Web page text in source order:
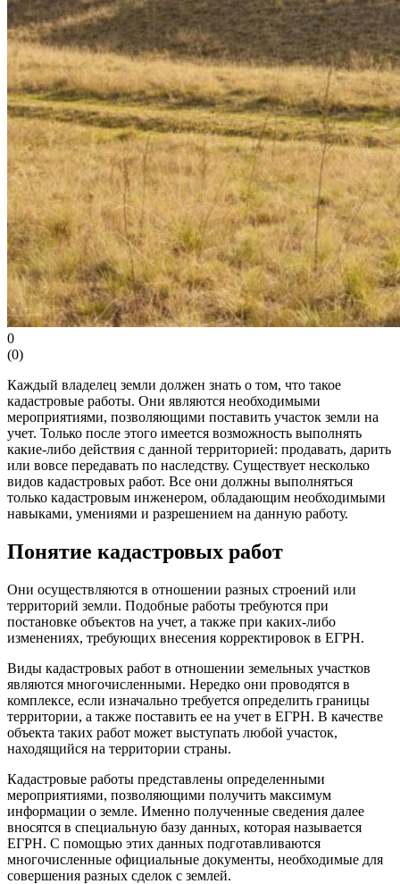
0
(0)
Каждый владелец земли должен знать о том, что такое
кадастровые работы. Они являются необходимыми
мероприятиями, позволяющими поставить участок земли на
учет. Только после этого имеется возможность выполнять
какие-либо действия с данной территорией: продавать, дарить
или вовсе передавать по наследству. Существует несколько
видов кадастровых работ. Все они должны выполняться
только кадастровым инженером, обладающим необходимыми
навыками, умениями и разрешением на данную работу.
Понятие кадастровых работ
Они осуществляются в отношении разных строений или
территорий земли. Подобные работы требуются при
постановке объектов на учет, а также при каких-либо
изменениях, требующих внесения корректировок в ЕГРН.
Виды кадастровых работ в отношении земельных участков
являются многочисленными. Нередко они проводятся в
комплексе, если изначально требуется определить границы
территории, а также поставить ее на учет в ЕГРН. В качестве
объекта таких работ может выступать любой участок,
находящийся на территории страны.
Кадастровые работы представлены определенными
мероприятиями, позволяющими получить максимум
информации о земле. Именно полученные сведения далее
вносятся в специальную базу данных, которая называется
ЕГРН. С помощью этих данных подготавливаются
многочисленные официальные документы, необходимые для
совершения разных сделок с землей.